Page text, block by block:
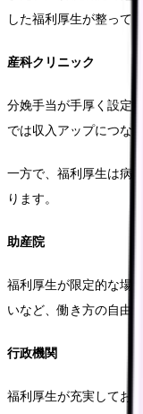
した福利厚生が整ってい
産科クリニック
分娩手当が手厚く設定
では収入アップにつな
一方で、福利厚生は病
ります。
助産院
福利厚生が限定的な場
いなど、働き方の自由
行政機関
福利厚生が充実してお